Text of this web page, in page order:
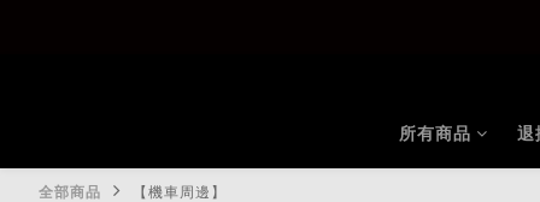
所有商品 退
全部商品 【機車周邊】